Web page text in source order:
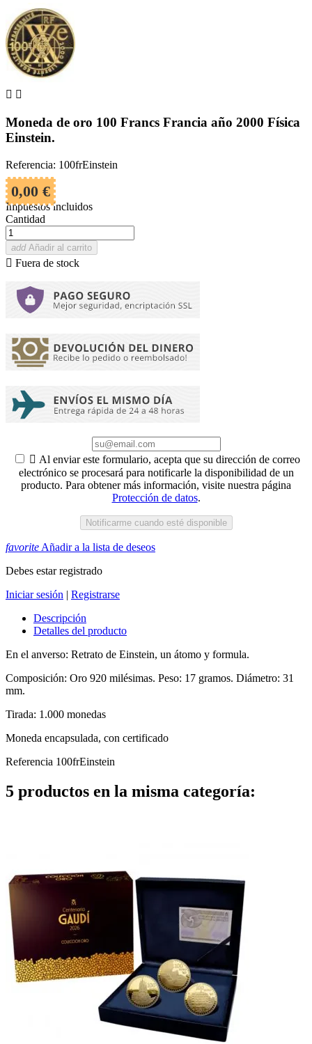
 
Moneda de oro 100 Francs Francia año 2000 Física
Einstein.
Referencia: 100frEinstein
0,00 €
Impuestos incluidos
Cantidad
add Añadir al carrito
 Fuera de stock
 Al enviar este formulario, acepta que su dirección de correo
electrónico se procesará para notificarle la disponibilidad de un
producto. Para obtener más información, visite nuestra página
Protección de datos.
Notificarme cuando esté disponible
favorite Añadir a la lista de deseos
Debes estar registrado
Iniciar sesión | Registrarse
Descripción
Detalles del producto
En el anverso: Retrato de Einstein, un átomo y formula.
Composición: Oro 920 milésimas. Peso: 17 gramos. Diámetro: 31
mm.
Tirada: 1.000 monedas
Moneda encapsulada, con certificado
Referencia 100frEinstein
5 productos en la misma categoría: